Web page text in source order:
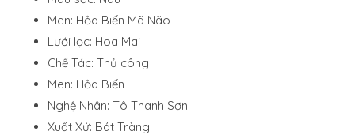
Men: Hỏa Biến Mã Não
Lưới lọc: Hoa Mai
Chế Tác: Thủ công
Men: Hỏa Biến
Nghệ Nhân: Tô Thanh Sơn
Xuất Xứ: Bát Tràng